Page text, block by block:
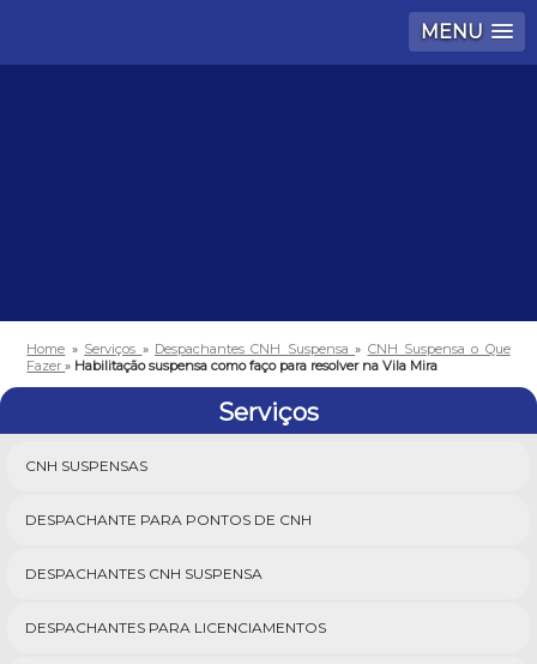
MENU
Home » Serviços » Despachantes CNH Suspensa» CNH Suspensa o Que
Fazer» Habilitação suspensa como faço para resolver na Vila Mira
Serviços
CNH SUSPENSAS
DESPACHANTE PARA PONTOS DE CNH
DESPACHANTES CNH SUSPENSA
DESPACHANTES PARA LICENCIAMENTOS